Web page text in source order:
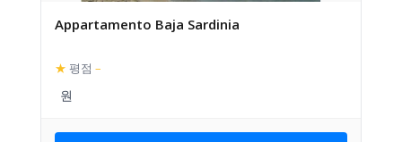
Appartamento Baja Sardinia
★ 평점 –